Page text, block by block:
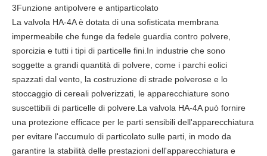
3Funzione antipolvere e antiparticolato
La valvola HA-4A è dotata di una sofisticata membrana
impermeabile che funge da fedele guardia contro polvere,
sporcizia e tutti i tipi di particelle fini.In industrie che sono
soggette a grandi quantità di polvere, come i parchi eolici
spazzati dal vento, la costruzione di strade polverose e lo
stoccaggio di cereali polverizzati, le apparecchiature sono
suscettibili di particelle di polvere.La valvola HA-4A può fornire
una protezione efficace per le parti sensibili dell'apparecchiatura
per evitare l'accumulo di particolato sulle parti, in modo da
garantire la stabilità delle prestazioni dell'apparecchiatura e